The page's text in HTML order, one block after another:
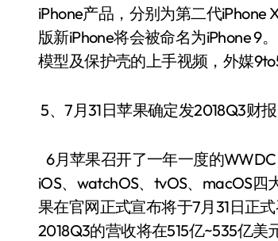
iPhone产品，分别为第二代iPhone
版新iPhone将会被命名为iPhone 9
模型及保护壳的上手视频，外媒
5、7月31日苹果确定发2018Q3财报
6月苹果召开了一年一度的
iOS、watchOS、tvOS、macOS
果在官网正式宣布将于7月31日正
2018Q3的营收将在515亿~535亿